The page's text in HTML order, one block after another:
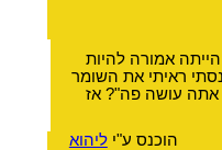
אמורה להיות
ראיתי את השומר
עושה פה"? אז
הוכנס ע"יליהוא